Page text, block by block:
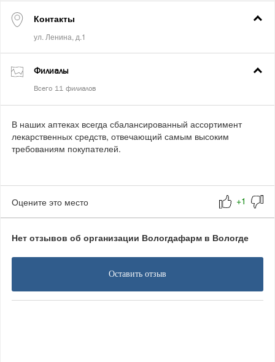
Контакты
Филиалы
В наших аптеках всегда сбалансированный ассортимент
лекарственных средств, отвечающий самым высоким
требованиям покупателей.
Оцените это место
Нет отзывов об организации Вологдафарм в Вологде
Оставить отзыв